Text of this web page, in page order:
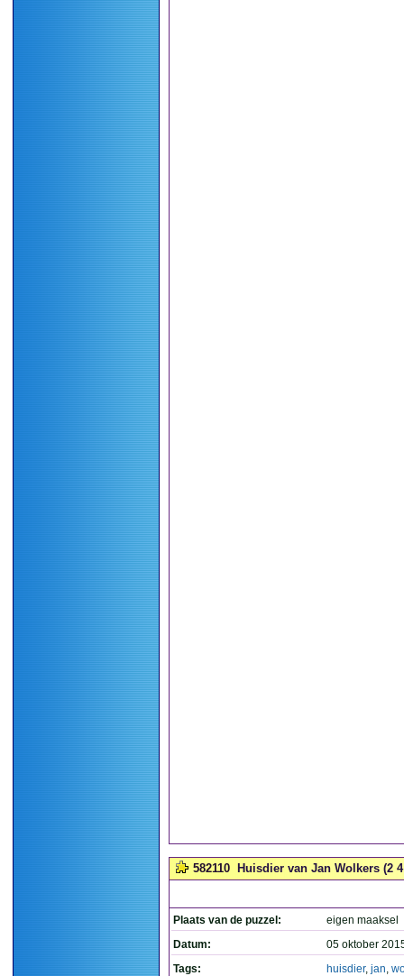
582110 Huisdier van Jan Wolkers (2
Plaats van de puzzel:
eigen maaksel
Datum:
05 oktober
Tags:
huisdier, jan,